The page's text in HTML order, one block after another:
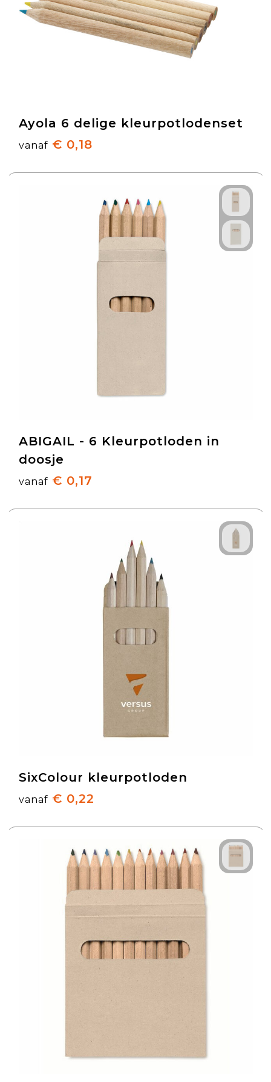
Ayola 6 delige kleurpotlodenset
vanaf € 0,18
ABIGAIL - 6 Kleurpotloden in
doosje
vanaf € 0,17
SixColour kleurpotloden
vanaf € 0,22